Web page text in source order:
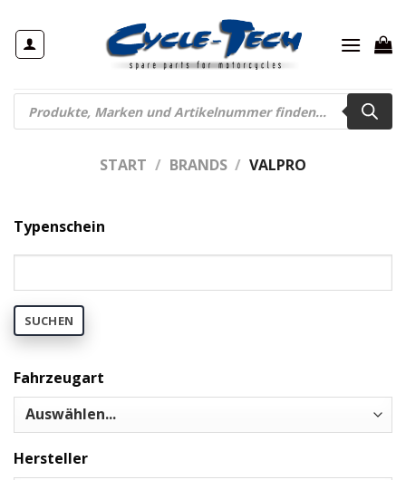
Inhalt
springen
Products
search
START / BRANDS / VALPRO
Typenschein
SUCHEN
Fahrzeugart
Hersteller